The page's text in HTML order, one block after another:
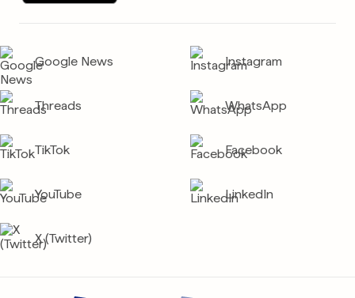
Google News Instagram
Threads WhatsApp
TikTok Facebook
YouTube LinkedIn
X (Twitter)